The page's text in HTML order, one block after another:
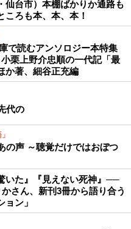
仙台市）本棚ばかりか通路も
ろも本、本、本！
で読むアンソロジー本特集
小栗上野介忠順の一代記「最
か著、細谷正充編
代の
の声 ～聴覚だけではおぼつ
いた』『見えない死神』──
さん、新刊3冊から語り合う
ョン」